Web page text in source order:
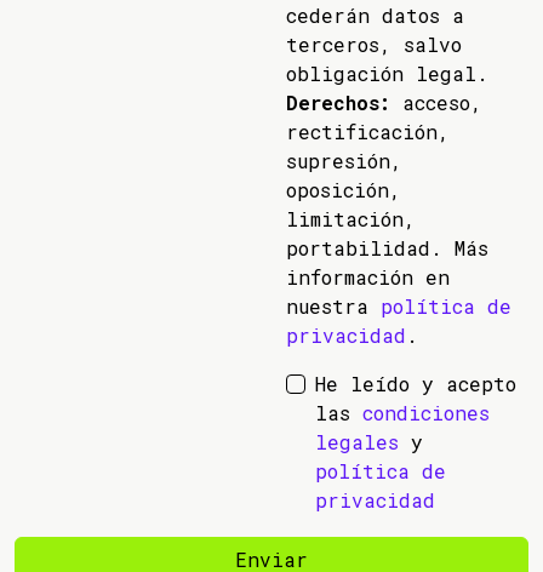
cederán datos a
terceros, salvo
obligación legal.
Derechos:
acceso,
rectificación,
supresión,
oposición,
limitación,
portabilidad. Más
información en
nuestra política de
privacidad .
He leído y acepto
las condiciones
legales y
política de
privacidad
Enviar